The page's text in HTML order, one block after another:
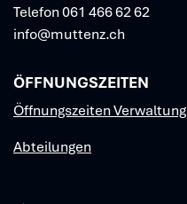
Telefon061 466 62 62
info@muttenz.ch
ÖFFNUNGSZEITEN
Öffnungszeiten Verwaltung
Abteilungen